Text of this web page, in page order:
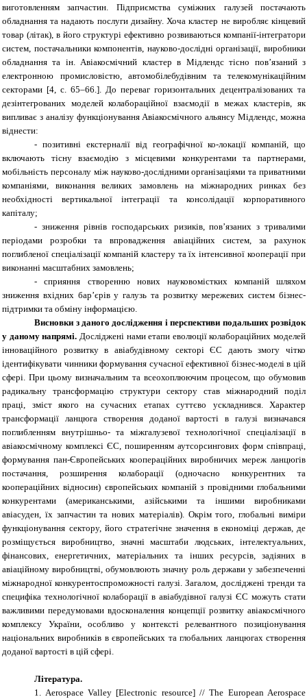
виготовленням запчастин. Підприємства суміжних галузей постачають
обладнання та надають послуги дизайну. Хоча кластер не виробляє кінцевий
товар (літак), в його структурі ефективно розвиваються компанії-інтегратори
систем, постачальники компонентів, науково-дослідні організації, виробники
обладнання та ін. Авіакосмічний кластер в Мідлендс тісно пов’язаний з
електронною промисловістю, автомобілебудівним та телекомунікаційним
секторами [4, с. 65–66.]. До переваг горизонтальних децентралі­зованих та
дезінтегрованих моделей колабораційної взаємодії в межах кластерів, як
випливає з аналізу функціонування Авіакосмічного альянсу Мідлендс, можна
віднести:
- позитивні екстерналії від географічної ко-локації компаній, що
включають тісну взаємодію з місцевими конкурентами та партнерами,
мобільність персоналу між науково-дослідними організаціями та приватними
компаніями, виконання великих замовлень на міжнародних ринках без
необхідності вертикальної інтеграції та консолідації корпоративного
капіталу;
- зниження рівнів господарських ризиків, пов’язаних з тривалими
періодами розробки та впровадження авіаційних систем, за рахунок
поглибленої спеціалізації компаній кластеру та їх інтенсивної кооперації при
виконанні масштабних замовлень;
-
сприяння створенню нових науковомістких компаній шляхом
зниження вхідних бар’єрів у галузь та розвитку мережевих систем бізнес-
підтримки та обміну інформацією.
Висновки з даного дослідження і перспективи подальших розвідок
у даному напрямі. Досліджені нами етапи еволюції колабораційних моделей
інноваційного розвитку в авіабудівному секторі ЄС дають змогу чітко
ідентифікувати чинники формування сучасної ефективної бізнес-моделі в цій
сфері. При цьому визначальним та всеохоплюючим процесом, що обумовив
радикальну трансформацію структури сектору став міжнародний поділ
праці, зміст якого на сучасних етапах суттєво ускладнився. Характер
трансформації ланцюга створення доданої вартості в галузі визначався
поглибленням внутрішньо- та міжгалузевої технологічної спеціалізації в
авіакосмічному комплексі ЄС, поширенням аутсорсингових форм співпраці,
формування пан-Європейських коопераційних виробничих мереж ланцюгів
постачання, розширення колаборації (одночасно конкурентних та
коопераційних відносин) європейських компаній з провідними глобальними
конкурентами (американськими, азійськими та іншими виробниками
авіасуден, їх запчастин та нових матеріалів). Окрім того, глобальні виміри
функціонування сектору, його стратегічне значення в економіці держав, де
розміщується виробництво, значні масштаби людських, інтелектуальних,
фінансових, енергетичних, матеріальних та інших ресурсів, задіяних в
авіаційному виробництві, обумовлюють значну роль держави у забезпеченні
міжнародної конкурентоспроможності галузі. Загалом, досліджені тренди та
специфіка технологічної колаборації в авіабудівної галузі ЄС можуть стати
важливими передумовами вдосконалення концепції розвитку авіакосмічного
комплексу України, особливо у контексті релевантного позиціонування
національних виробників в європейських та глобальних ланцюгах створення
доданої вартості в цій сфері.
Література.
1. Aerospace Valley [Electronic resource] // The European Aerospace